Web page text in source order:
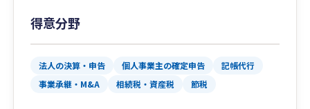
得意分野
法人の決算・申告 個人事業主の確定申告
記帳代行
事業承継・M&A
相続税・資産税 節税